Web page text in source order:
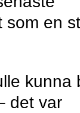
som en
kunna
det var